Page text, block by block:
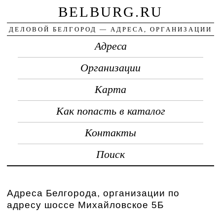
BELBURG.RU
ДЕЛОВОЙ БЕЛГОРОД — АДРЕСА, ОРГАНИЗАЦИИ
Адреса
Организации
Карта
Как попасть в каталог
Контакты
Поиск
Адреса Белгорода, организации по
адресу шоссе Михайловское 5Б